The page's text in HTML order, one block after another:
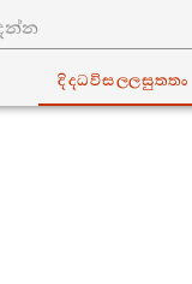
දිද‍්ධවිසල‍්ලසුත‍්තං